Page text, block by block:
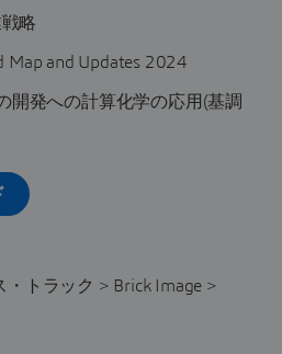
略
Map and Updates 2024
開発への計算化学の応用(基調